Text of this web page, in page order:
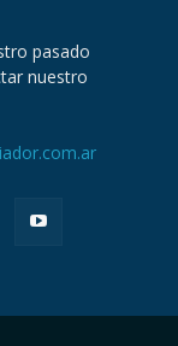
pasado
nuestro